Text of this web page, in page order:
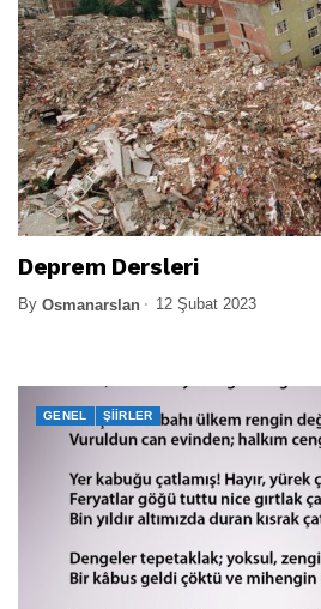
Deprem Dersleri
By Osmanarslan 12 Şubat 2023
GENEL ŞIIRLER